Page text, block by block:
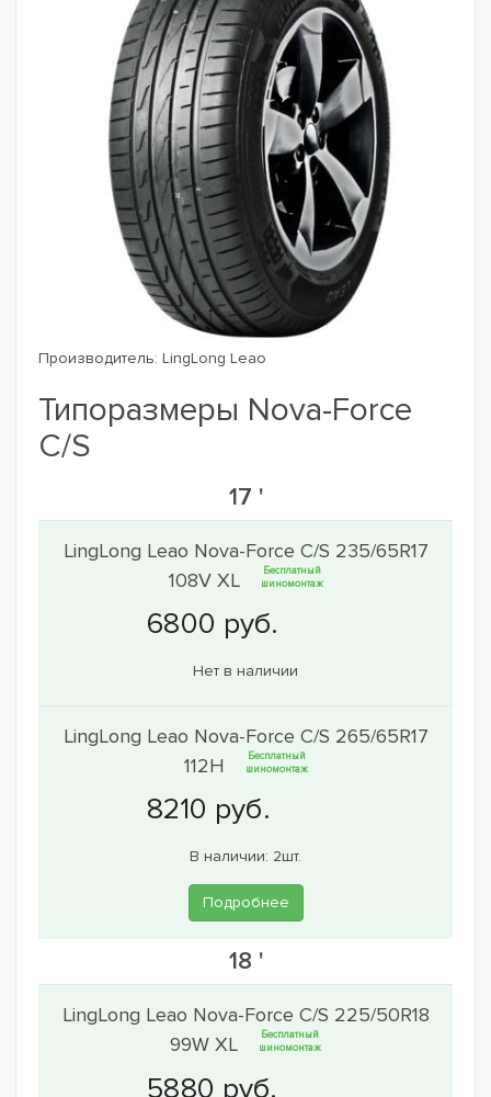
Производитель: LingLong Leao
Типоразмеры Nova-Force
C/S
17 '
LingLong Leao Nova-Force C/S 235/65R17
108V XL
Бесплатный
шиномонтаж
Нет в наличии
LingLong Leao Nova-Force C/S 265/65R17
112H
Бесплатный
шиномонтаж
В наличии: 2шт.
Подробнее
18 '
LingLong Leao Nova-Force C/S 225/50R18
99W XL
Бесплатный
шиномонтаж